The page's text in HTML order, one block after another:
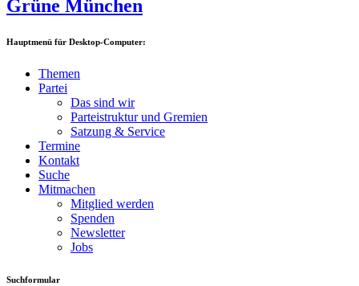
Grüne München
Hauptmenü für Desktop-Computer:
Themen
Partei
Das sind wir
Parteistruktur und Gremien
Satzung & Service
Termine
Kontakt
Suche
Mitmachen
Mitglied werden
Spenden
Newsletter
Jobs
Suchformular